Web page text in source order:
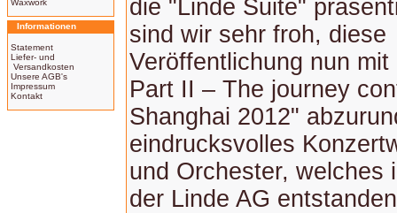
Waxwork
Informationen
Statement
Liefer- und
Versandkosten
Unsere AGB's
Impressum
Kontakt
die "Linde Suite"
sind wir sehr froh, diese
Veröffentlichung nun
Part II – The journey
Shanghai 2012"
eindrucksvolles
und Orchester, welches
der Linde AG